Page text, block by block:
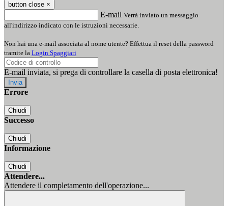
button close ×
E-mail Verrà inviato un messaggio
all'indirizzo indicato con le istruzioni necessarie.
Non hai una e-mail associata al nome utente? Effettua il reset della password
tramite la Login Spaggiari
E-mail inviata, si prega di controllare la casella di posta elettronica!
Errore
Chiudi
Successo
Chiudi
Informazione
Chiudi
Attendere...
Attendere il completamento dell'operazione...